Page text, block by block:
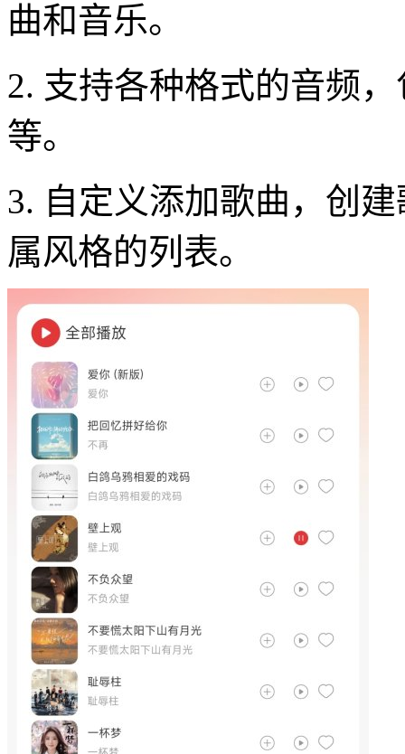
曲和音乐。
2. 支持各种格式的音频
等。
3. 自定义添加歌曲，创
属风格的列表。